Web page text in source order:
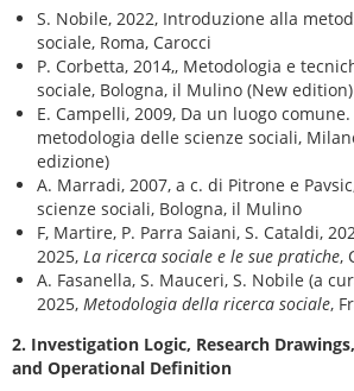
S. Nobile, 2022, Introduzione alla
sociale, Roma, Carocci
P. Corbetta, 2014,, Metodologia e
sociale, Bologna, il Mulino (New edition)
E. Campelli, 2009, Da un luogo
metodologia delle scienze sociali,
edizione)
A. Marradi, 2007, a c. di Pitrone e
scienze sociali, Bologna, il Mulino
F, Martire, P. Parra Saiani, S. Cataldi,
2025, La ricerca sociale e le sue pratiche,
A. Fasanella, S. Mauceri, S. Nobile (a
2025, Metodologia della ricerca sociale,
2. Investigation Logic, Research
and Operational Definition